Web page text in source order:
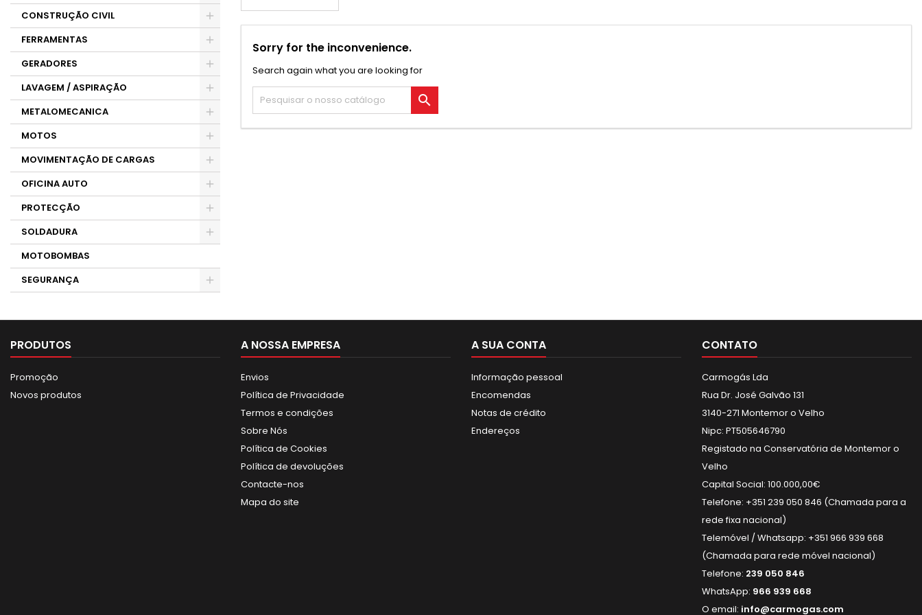
CONSTRUÇÃO CIVIL
FERRAMENTAS
GERADORES
LAVAGEM / ASPIRAÇÃO
METALOMECANICA
MOTOS
MOVIMENTAÇÃO DE CARGAS
OFICINA AUTO
PROTECÇÃO
SOLDADURA
MOTOBOMBAS
SEGURANÇA
Sorry for the inconvenience.
Search again what you are looking for

PRODUTOS
Promoção
Novos produtos
A NOSSA EMPRESA
Envios
Política de Privacidade
Termos e condições
Sobre Nós
Política de Cookies
Política de devoluções
Contacte-nos
Mapa do site
A SUA CONTA
Informação pessoal
Encomendas
Notas de crédito
Endereços
CONTATO
Carmogás Lda
Rua Dr. José Galvão 131
3140-271 Montemor o Velho
Nipc: PT505646790
Registado na Conservatória de Montemor o
Velho
Capital Social: 100.000,00€
Telefone: +351 239 050 846 (Chamada para a
rede fixa nacional)
Telemóvel / Whatsapp: +351 966 939 668
(Chamada para rede móvel nacional)
Telefone: 239 050 846
WhatsApp: 966 939 668
O email: info@carmogas.com